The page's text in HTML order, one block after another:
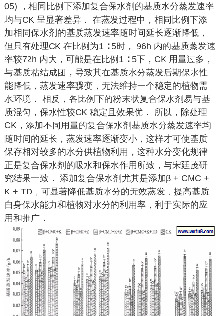
05) ，相同比例下添加复合保水剂的基质水分蒸发速率
均与CK 呈显著差异． 在蒸发过程中，相同比例下添
加相同保水剂的基质蒸发速率随时间延长逐渐降低，
但只有处理CK 在比例为1 ∶ 5时， 96h 内的基质蒸发速
率较72h 内大，可能是在比例1 ∶ 5下，CK 用量过多，
与基质粘结成团，导致其在基质水分蒸发后期保水性
能降低，蒸发速率骤变，无法维持一个稳定的植物需
水环境． 相反，各比例下的粉末状复合保水剂易与基
质混匀，保水性较CK 稳定且效果优． 所以，除处理
CK，添加不同用量的复合保水剂基质水分蒸发速率均
随时间的延长，蒸发速率逐渐变小，这样才可使基质
保存相对较多的水分供植物利用，这种水分变化规律
正是复合保水剂的吸水和保水作用所致，与宋廷茂研
究结果一致． 添加复合保水剂尤其是添加β + CMC +
K + TD，可显著降低基质水分的无效蒸发，提高基质
自身保水能力和植物对水分的利用率，利于实际的应
用和推广．